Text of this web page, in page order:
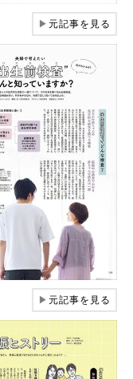
▶元記事を見る
▶元記事を見る